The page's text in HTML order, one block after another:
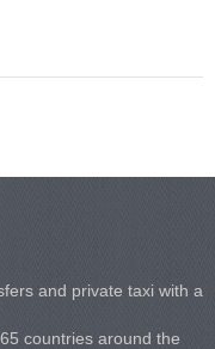
and private taxi with a
countries around the